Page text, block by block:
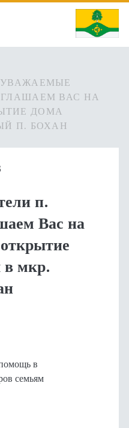
УВАЖАЕМЫЕ
ВАС НА
ДОМА
П. БОХАН
п.
Вас на
в мкр.
в
семьям